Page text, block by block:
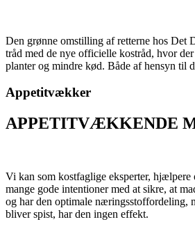
Den grønne omstilling af retterne hos Det
tråd med de nye officielle kostråd, hvor
planter og mindre kød. Både af hensyn til
Appetitvækker
APPETITVÆKKENDE
Vi kan som kostfaglige eksperter, hjælpere
mange gode intentioner med at sikre, at
og har den optimale næringsstoffordeling,
bliver spist, har den ingen effekt.